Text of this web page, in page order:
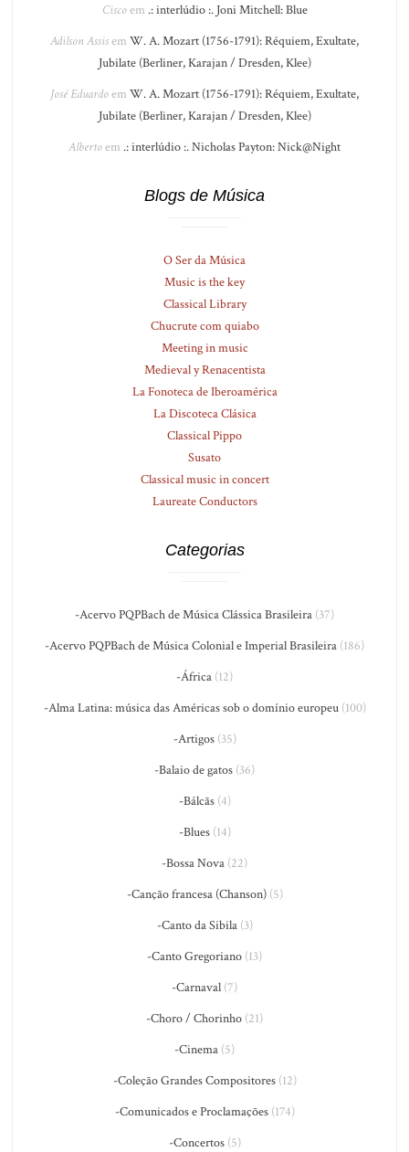
Ciscoem .: interlúdio :. Joni Mitchell: Blue
Adilson Assisem W. A. Mozart (1756-1791): Réquiem, Exultate,
Jubilate (Berliner, Karajan / Dresden, Klee)
José Eduardoem W. A. Mozart (1756-1791): Réquiem, Exultate,
Jubilate (Berliner, Karajan / Dresden, Klee)
Albertoem .: interlúdio :. Nicholas Payton: Nick@Night
Blogs de Música
O Ser da Música
Music is the key
Classical Library
Chucrute com quiabo
Meeting in music
Medieval y Renacentista
La Fonoteca de Iberoamérica
La Discoteca Clásica
Classical Pippo
Susato
Classical music in concert
Laureate Conductors
Categorias
-Acervo PQPBach de Música Clássica Brasileira (37)
-Acervo PQPBach de Música Colonial e Imperial Brasileira (186)
-África (12)
-Alma Latina: música das Américas sob o domínio europeu(100)
-Artigos(35)
-Balaio de gatos (36)
-Bálcãs(4)
-Blues(14)
-Bossa Nova (22)
-Canção francesa (Chanson)(5)
-Canto da Sibila(3)
-Canto Gregoriano (13)
-Carnaval (7)
-Choro / Chorinho (21)
-Cinema (5)
-Coleção Grandes Compositores(12)
-Comunicados e Proclamações(174)
-Concertos(5)